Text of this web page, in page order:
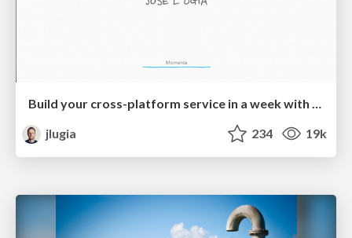
Build your cross-platform service in a week with App Engine
jlugia
234 19k